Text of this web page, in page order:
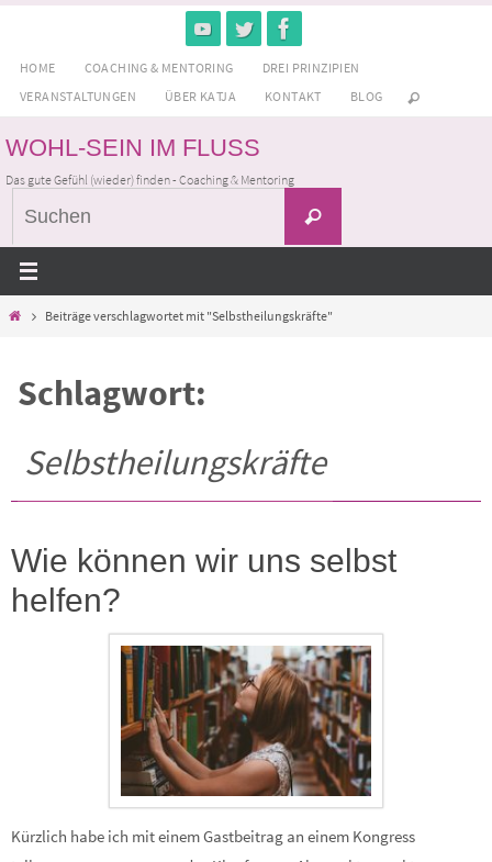
springen
HOME COACHING & MENTORING
DREI PRINZIPIEN
VERANSTALTUNGEN
ÜBER KATJA KONTAKT BLOG
WOHL-SEIN IM FLUSS
Das gute Gefühl (wieder) finden - Coaching & Mentoring
Suchen
HomeBeiträge verschlagwortet mit "Selbstheilungskräfte"
Schlagwort:
Selbstheilungskräfte
Wie können wir uns selbst
helfen?
Kürzlich habe ich mit einem Gastbeitrag an einem Kongress